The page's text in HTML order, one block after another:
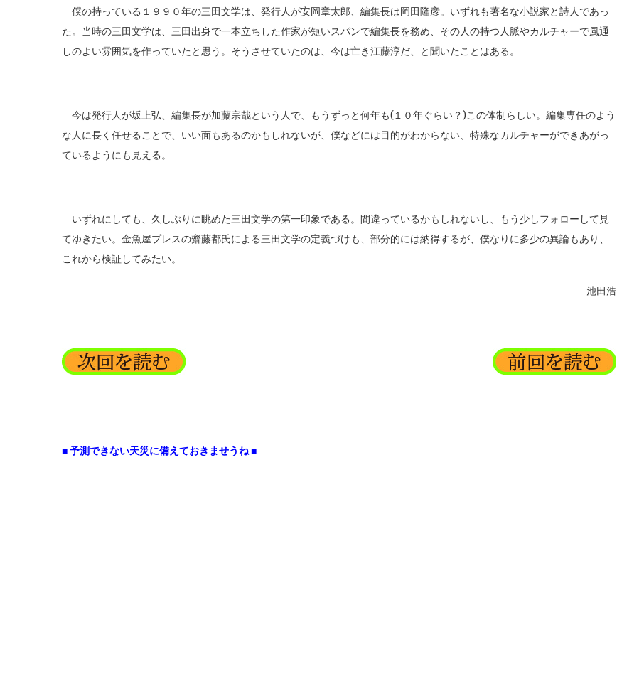
僕の持っている１９９０年の三田文学は、発行人が安岡章太郎、編集長は岡田隆彦。いずれも著名な小説家と詩人であっ
た。当時の三田文学は、三田出身で一本立ちした作家が短いスパンで編集長を務め、その人の持つ人脈やカルチャーで風通
しのよい雰囲気を作っていたと思う。そうさせていたのは、今は亡き江藤淳だ、と聞いたことはある。
今は発行人が坂上弘、編集長が加藤宗哉という人で、もうずっと何年も(１０年ぐらい？)この体制らしい。編集専任のよう
な人に長く任せることで、いい面もあるのかもしれないが、僕などには目的がわからない、特殊なカルチャーができあがっ
ているようにも見える。
いずれにしても、久しぶりに眺めた三田文学の第一印象である。間違っているかもしれないし、もう少しフォローして見
てゆきたい。金魚屋プレスの齋藤都氏による三田文学の定義づけも、部分的には納得するが、僕なりに多少の異論もあり、
これから検証してみたい。
池田浩
■ 予測できない天災に備えておきませうね ■